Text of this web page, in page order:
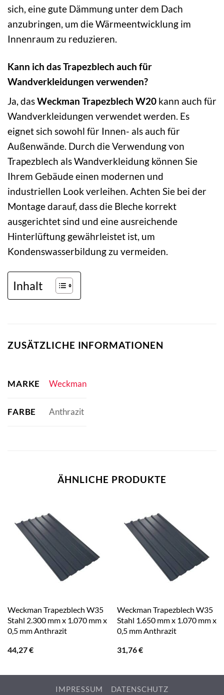
sich, eine gute Dämmung unter dem Dach
anzubringen, um die Wärmeentwicklung im
Innenraum zu reduzieren.
Kann ich das Trapezblech auch für
Wandverkleidungen verwenden?
Ja, dasWeckman Trapezblech W20 kann auch für
Wandverkleidungen verwendet werden. Es
eignet sich sowohl für Innen- als auch für
Außenwände. Durch die Verwendung von
Trapezblech als Wandverkleidung können Sie
Ihrem Gebäude einen modernen und
industriellen Look verleihen. Achten Sie bei der
Montage darauf, dass die Bleche korrekt
ausgerichtet sind und eine ausreichende
Hinterlüftung gewährleistet ist, um
Kondenswasserbildung zu vermeiden.
Inhalt
ZUSÄTZLICHE INFORMATIONEN
MARKE Weckman
FARBE Anthrazit
ÄHNLICHE PRODUKTE
Weckman Trapezblech W35
Stahl 2.300 mm x 1.070 mm x
0,5 mm Anthrazit
44,27€
Weckman Trapezblech W35
Stahl 1.650 mm x 1.070 mm x
0,5 mm Anthrazit
31,76€
IMPRESSUM DATENSCHUTZ